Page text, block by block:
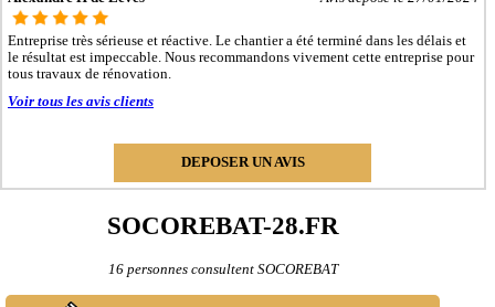
- Entreprise de rénovation immobilière à Le Coudray
- Entreprise de rénovation immobilière à Saint-Rémy-sur-Avre
- Entreprise de rénovation immobilière à Brou
- Entreprise de rénovation immobilière à La Loupe
- Entreprise de rénovation immobilière à Gallardon
- Entreprise de rénovation immobilière à Champhol
- Entreprise de rénovation immobilière à Voves
- Entreprise de rénovation immobilière à Courville-sur-Eure
- Entreprise de rénovation immobilière à Cloyes-sur-le-Loir
- Entreprise de rénovation immobilière à Hanches
- Entreprise de rénovation immobilière à Toury
- Entreprise de rénovation immobilière à Saint-Georges-sur-Eure
Entreprise très sérieuse et réactive. Le chantier a été terminé dans les délais et
le résultat est impeccable. Nous recommandons vivement cette entreprise pour
tous travaux de rénovation.
Voir tous les avis clients
DEPOSER UN AVIS
SOCOREBAT-28.FR
16 personnes consultent SOCOREBAT